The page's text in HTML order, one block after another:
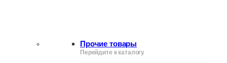
Прочие товары
Перейдите к каталогу